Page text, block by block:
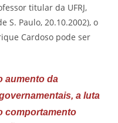
titular da UFRJ,
S. Paulo, 20.10.2002), o
Cardoso pode ser
aumento da
a luta
comportamento